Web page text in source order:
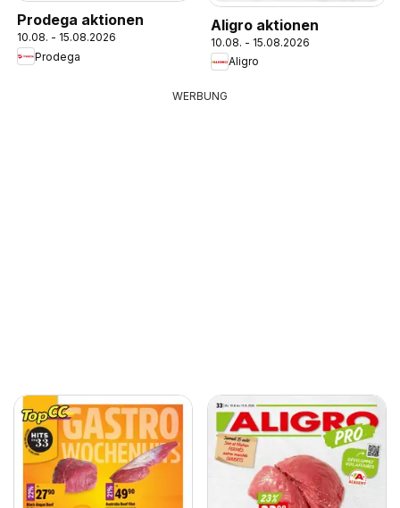
Prodega aktionen
10.08. - 15.08.2026
Prodega
Aligro aktionen
10.08. - 15.08.2026
Aligro
WERBUNG